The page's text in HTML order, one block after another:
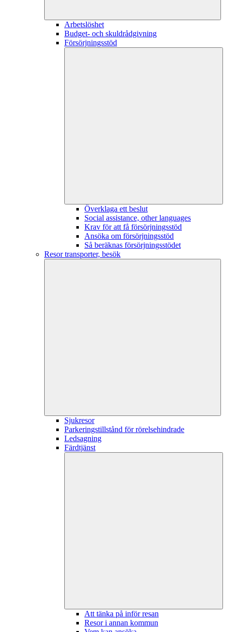
Arbetslöshet
Budget- och skuldrådgivning
Försörjningsstöd
Överklaga ett beslut
Social assistance, other languages
Krav för att få försörjningsstöd
Ansöka om försörjningsstöd
Så beräknas försörjningsstödet
Resor transporter, besök
Sjukresor
Parkeringstillstånd för rörelsehindrade
Ledsagning
Färdtjänst
Att tänka på inför resan
Resor i annan kommun